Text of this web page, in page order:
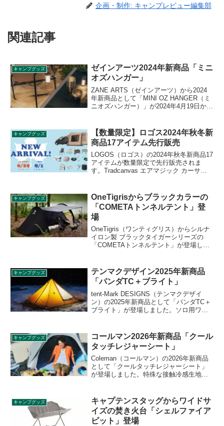
企画・制作: キャンプレビュー編集部
関連記事
キャンプグッズ
ゼインアーツ2024年新商品「ミニ
オズハンガー」
ZANE ARTS（ゼインアーツ）から2024
年新商品として「MINI OZ HANGER（ミ
ニオズハンガー）」が2024年4月19日から
ーブル設置型にスケールダウンしたミニ
ランタンハンガーです。詳細をレビュー
します。
キャンプグッズ
【数量限定】ロゴス2024年秋冬新
商品17アイテム先行販売
LOGOS（ロゴス）の2024年秋冬新商品17
アイテムが数量限定で先行販売されま
す。Tradcanvas エアマジック カーサイ
ス（AC・DC）など注目の新商品が続々登
場します。詳細をレビューします。
キャンプグッズ
OneTigrisからブラックカラーの
「COMETAトンネルテント」登
場
OneTigris（ワンティグリス）からシルナ
イロン製 ブラックタイガーシリーズの
「COMETAトンネルテント」が登場しま
型テントです。詳細をレビューします。
キャンプグッズ
テンマクデザイン2025年新商品
「パンダTC＋ブライト」
tent-Mark DESIGNS（テンマクデザイ
ン）の2025年新商品として「パンダTC＋
ブライト」が登場しました。ソロ用ワン
窓を搭載しており、雨天時にも明るく快
適に過ごすことができます。詳細をレビ
ューします。
キャンプグッズ
コールマン2026年新商品「クール
タッチレジャーシート」
Coleman（コールマン）の2026年新商品
として「クールタッチレジャーシート」
が登場しました。特殊な接触冷感生地を
ップシェードにぴったりのサイズ仕様で
す。撥水加工で水や汚れに強く、丸洗い
OKです。詳細をレビューします。
キャンプグッズ
キャプテンスタッグからワイドサ
イズの焚き火台「シェルファイア
ピット」登場